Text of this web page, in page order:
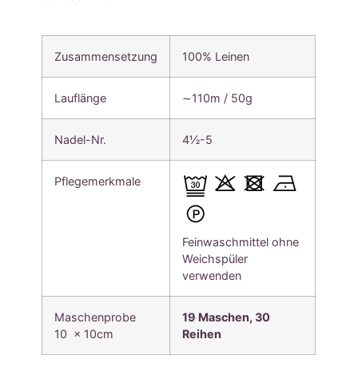
Zusammensetzung 100% Leinen
Lauflänge ∼110m / 50g
Nadel-Nr. 4½-5
Pflegemerkmale
Feinwaschmittel ohne
Weichspüler
verwenden
Maschenprobe
10 x 10cm
19 Maschen, 30
Reihen